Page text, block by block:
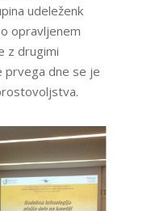
udeleženk
opravljenem
z drugimi
prvega dne se je